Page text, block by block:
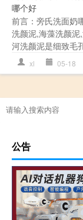
前言：旁氏洗面奶
洗颜泥,海藻洗颜
河洗颜泥是细致毛
xl 05-18
公告